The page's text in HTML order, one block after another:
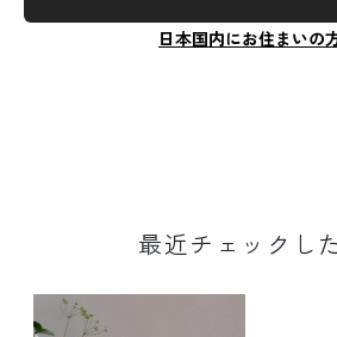
日本国内にお住まいの
最近チェックし